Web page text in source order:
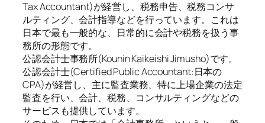
Tax Accountant)が経営し、税務申告、税務コンサ
ルティング、会計指導などを行っています。これは
日本で最も一般的な、日常的に会計や税務を扱う事
務所の形態です。
公認会計士事務所(Kounin Kaikeishi Jimusho)です。
公認会計士(Certified Public Accountant:日本の
CPA)が経営し、主に監査業務、特に上場企業の法定
監査を行い、会計、税務、コンサルティングなどの
サービスも提供しています。